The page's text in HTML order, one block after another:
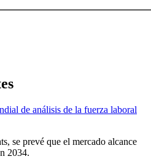
de análisis de la fuerza laboral
se prevé que el mercado alcance
2034.